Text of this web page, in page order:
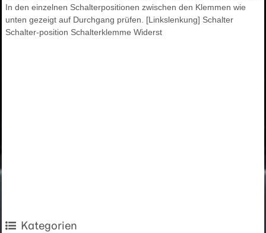
In den einzelnen Schalterpositionen zwischen den Klemmen wie
unten gezeigt auf Durchgang prüfen. [Linkslenkung] Schalter
Schalter-position Schalterklemme Widerst
Kategorien